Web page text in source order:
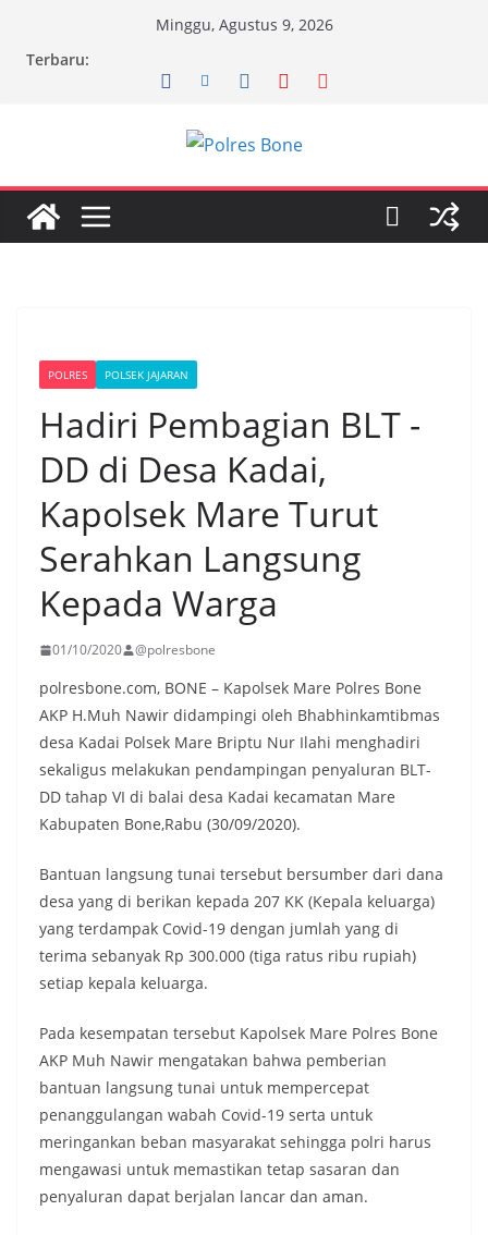
Minggu, Agustus 9, 2026
Terbaru:
POLRES POLSEK JAJARAN
Hadiri Pembagian BLT -
DD di Desa Kadai,
Kapolsek Mare Turut
Serahkan Langsung
Kepada Warga
01/10/2020 @polresbone
polresbone.com, BONE – Kapolsek Mare Polres Bone
AKP H.Muh Nawir didampingi oleh Bhabhinkamtibmas
desa Kadai Polsek Mare Briptu Nur Ilahi menghadiri
sekaligus melakukan pendampingan penyaluran BLT-
DD tahap VI di balai desa Kadai kecamatan Mare
Kabupaten Bone,Rabu (30/09/2020).
Bantuan langsung tunai tersebut bersumber dari dana
desa yang di berikan kepada 207 KK (Kepala keluarga)
yang terdampak Covid-19 dengan jumlah yang di
terima sebanyak Rp 300.000 (tiga ratus ribu rupiah)
setiap kepala keluarga.
Pada kesempatan tersebut Kapolsek Mare Polres Bone
AKP Muh Nawir mengatakan bahwa pemberian
bantuan langsung tunai untuk mempercepat
penanggulangan wabah Covid-19 serta untuk
meringankan beban masyarakat sehingga polri harus
mengawasi untuk memastikan tetap sasaran dan
penyaluran dapat berjalan lancar dan aman.